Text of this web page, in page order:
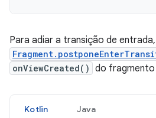
Para adiar a transição de
onViewCreated() do
Kotlin Java